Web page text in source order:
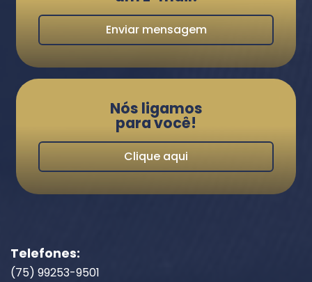
Enviar mensagem
Nós ligamos
para você!
Clique aqui
Telefones:
(75) 99253-9501